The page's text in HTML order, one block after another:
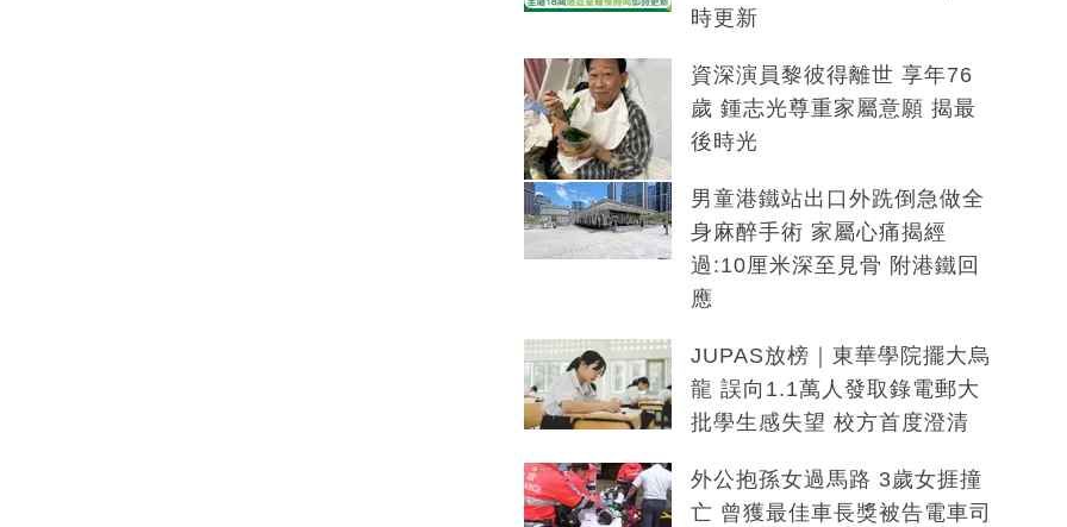
時更新
資深演員黎彼得離世 享年76
歲 鍾志光尊重家屬意願 揭最
後時光
男童港鐵站出口外跣倒急做全
身麻醉手術 家屬心痛揭經
過:10厘米深至見骨 附港鐵回
應
JUPAS放榜｜東華學院擺大烏
龍 誤向1.1萬人發取錄電郵大
批學生感失望 校方首度澄清
外公抱孫女過馬路 3歲女捱撞
亡 曾獲最佳車長獎被告電車司